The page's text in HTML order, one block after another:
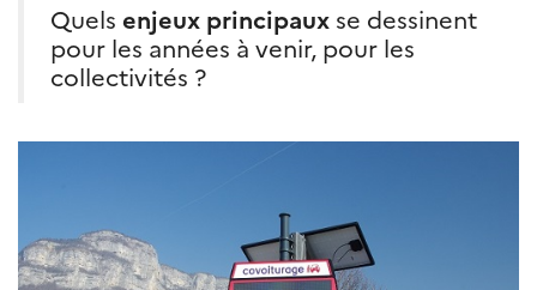
Quels enjeux principaux se dessinent
pour les années à venir, pour les
collectivités ?